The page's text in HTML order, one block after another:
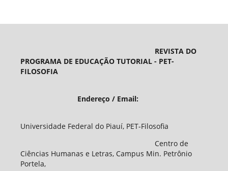
REVISTA DO
PROGRAMA DE EDUCAÇÃO TUTORIAL - PET-
FILOSOFIA
Endereço / Email:
Universidade Federal do Piauí, PET-Filosofia
Centro de
Ciências Humanas e Letras, Campus Min. Petrônio
Portela,